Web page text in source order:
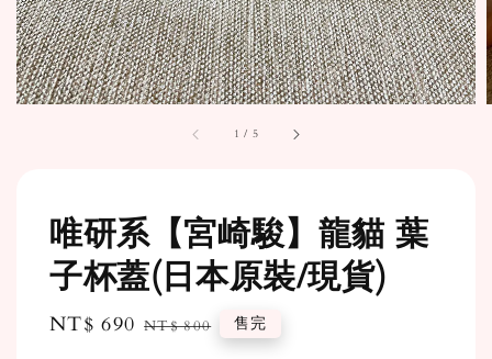
1 / 5
唯研系【宮崎駿】龍貓 葉
子杯蓋(日本原裝/現貨)
Sale
NT$ 690 Regular
NT$ 800 售完